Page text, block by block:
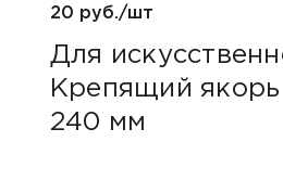
20 руб./шт
Для
Крепящий
240 мм